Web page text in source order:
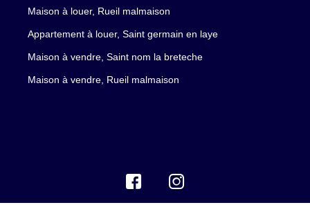
Maison à louer, Rueil malmaison
Appartement à louer, Saint germain en laye
Maison à vendre, Saint nom la breteche
Maison à vendre, Rueil malmaison